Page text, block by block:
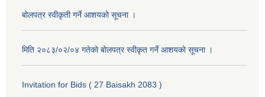
बोलपत्र स्वीकृती गर्ने आशयको सूचना ।
मिति २०८३/०२/०४ गतेको बोलपत्र स्वीकृत गर्ने आशयको सूचना ।
Invitation for Bids ( 27 Baisakh 2083 )